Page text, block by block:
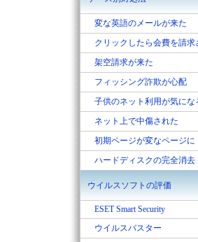
変な英語のメールが来た
クリックしたら会費を請求
架空請求が来た
フィッシング詐欺が心配
子供のネット利用が気にな
ネット上で中傷された
初期ページが変なページに
ハードディスクの完全消去
ウイルスソフトの評価
ESET Smart Security
ウイルスバスター